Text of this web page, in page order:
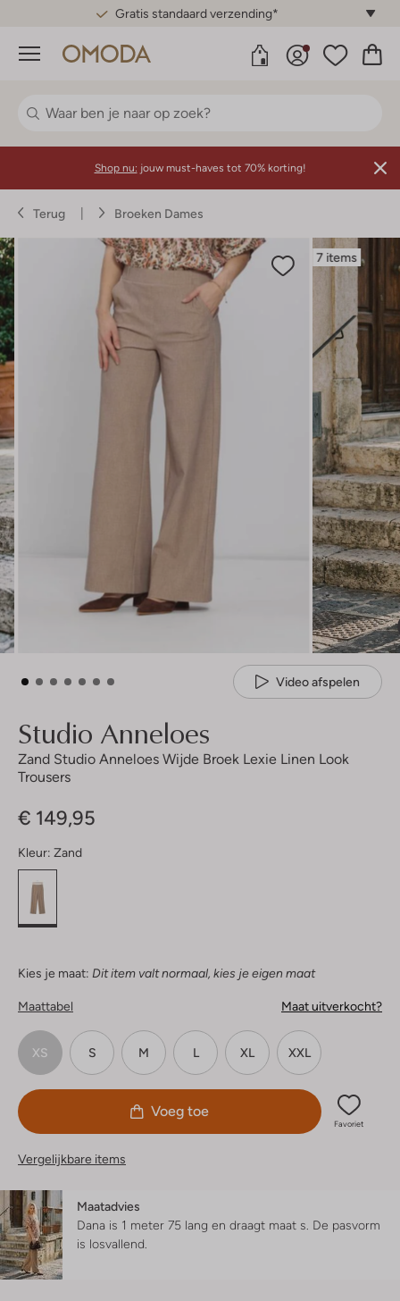
Gratis standaard verzending*
Menu
Shop nu: jouw must-haves tot 70% korting!
Terug Broeken Dames
7 items
Video afspelen
Studio Anneloes
Zand Studio Anneloes Wijde Broek Lexie Linen Look
Trousers
€ 149,95
Kleur: Zand
Kies je maat: Dit item valt normaal, kies je eigen maat
Maattabel Maat uitverkocht?
XS S M L XL XXL
Voeg toe
Favoriet
Vergelijkbare items
Maatadvies
Dana is 1 meter 75 lang en draagt maat s. De pasvorm
is losvallend